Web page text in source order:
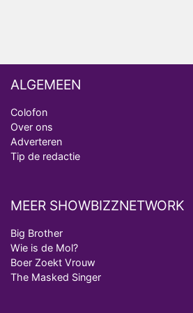
ALGEMEEN
Colofon
Over ons
Adverteren
Tip de redactie
MEER SHOWBIZZNETWORK
Big Brother
Wie is de Mol?
Boer Zoekt Vrouw
The Masked Singer